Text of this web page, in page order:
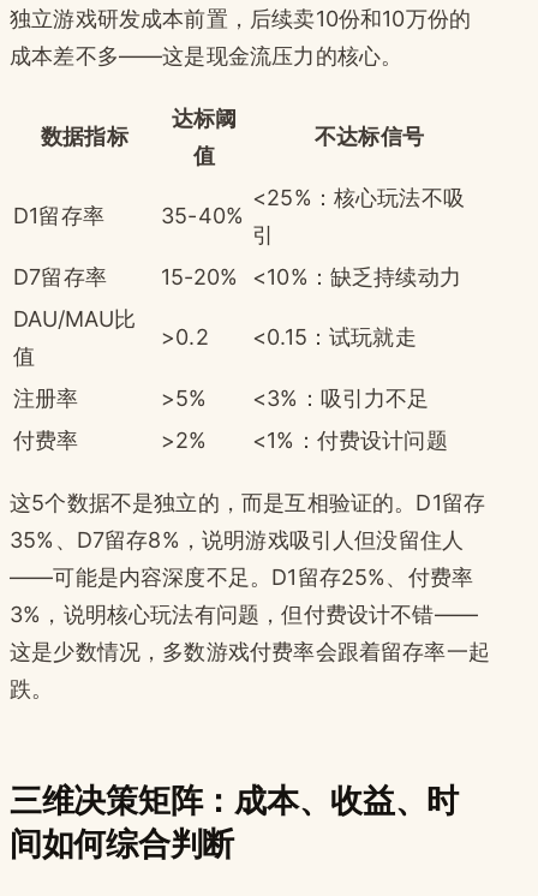
独立游戏研发成本前置，后续卖10份和10万份的
成本差不多——这是现金流压力的核心。
数据指标
达标阈
值
不达标信号
D1留存率 35-40%
<25%：核心玩法不吸
引
D7留存率
15-20%
<10%：缺乏持续动力
DAU/MAU比
值
>0.2 <0.15：试玩就走
注册率 >5%
<3%：吸引力不足
付费率
>2% <1%：付费设计问题
这5个数据不是独立的，而是互相验证的。D1留存
35%、D7留存8%，说明游戏吸引人但没留住人
——可能是内容深度不足。D1留存25%、付费率
3%，说明核心玩法有问题，但付费设计不错——
这是少数情况，多数游戏付费率会跟着留存率一起
跌。
三维决策矩阵：成本、收益、时
间如何综合判断